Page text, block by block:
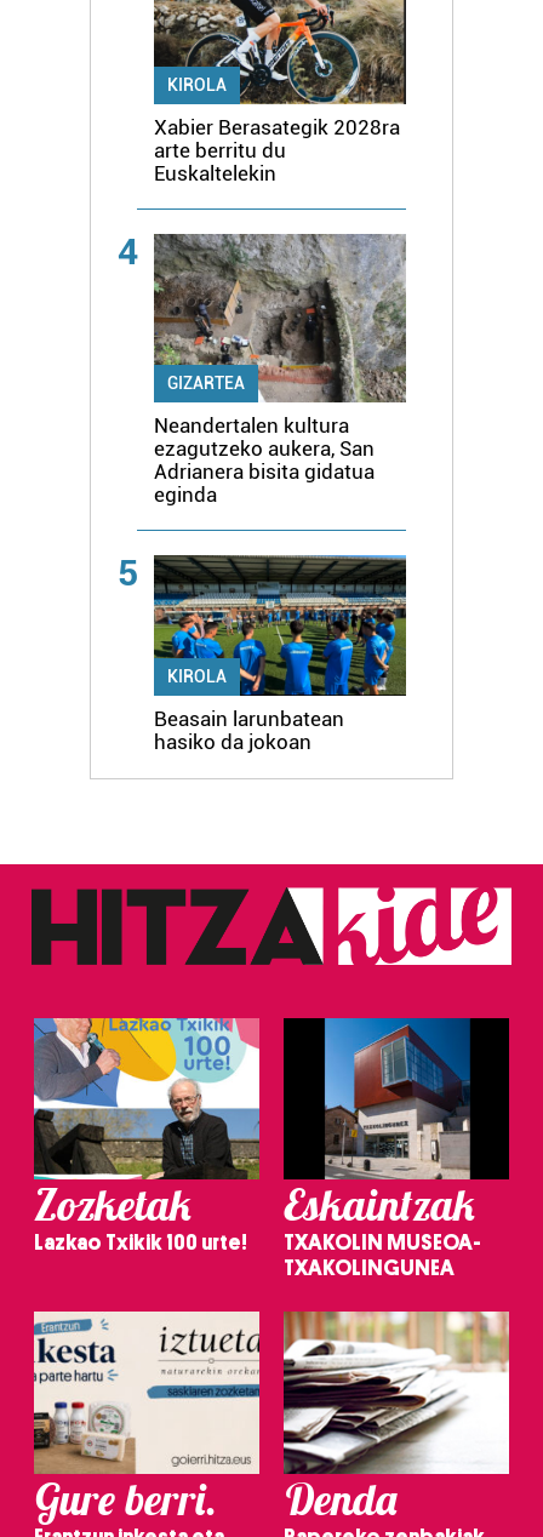
KIROLA
Xabier Berasategik 2028ra
arte berritu du
Euskaltelekin
4
GIZARTEA
Neandertalen kultura
ezagutzeko aukera, San
Adrianera bisita gidatua
eginda
5
KIROLA
Beasain larunbatean
hasiko da jokoan
Zozketak
Lazkao Txikik 100 urte!
Eskaintzak
TXAKOLIN MUSEOA-
TXAKOLINGUNEA
Gure berri. Denda